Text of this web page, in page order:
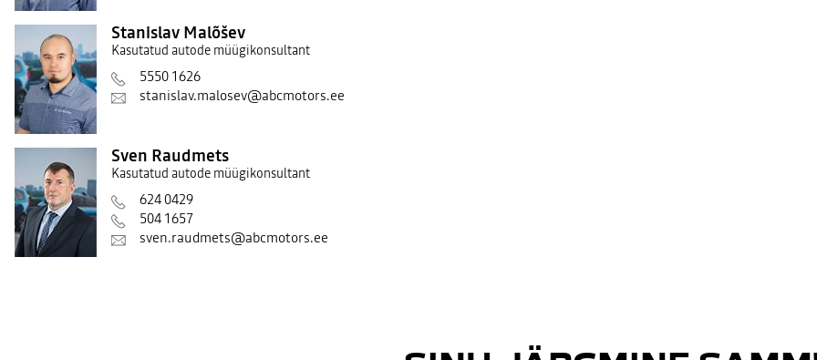
Stanislav Malõšev
Kasutatud autode müügikonsultant
5550 1626
stanislav.malosev@abcmotors.ee
Sven Raudmets
Kasutatud autode müügikonsultant
624 0429
504 1657
sven.raudmets@abcmotors.ee